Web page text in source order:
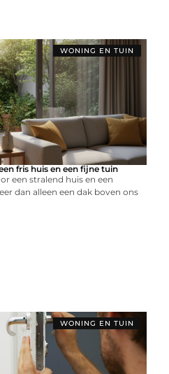
WONING EN TUIN
fris huis en een fijne tuin
een stralend huis en een
dan alleen een dak boven ons
WONING EN TUIN